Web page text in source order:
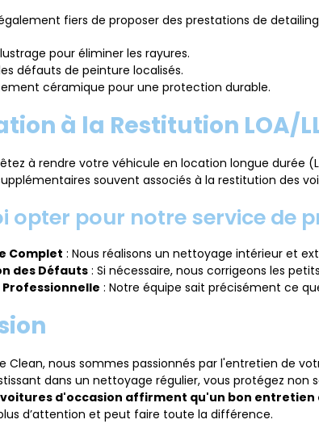
fiers de proposer des prestations de
pour éliminer les rayures.
défauts de peinture localisés.
céramique pour une protection durable.
à la Restitution LOA/
à rendre votre véhicule en location longue durée
souvent associés à la restitution des
opter pour notre service de
Complet : Nous réalisons un nettoyage intérieur et
des Défauts : Si nécessaire, nous corrigeons les
Professionnelle : Notre équipe sait précisément ce
Clean, nous sommes passionnés par l'entretien de
dans un nettoyage régulier, vous protégez
d'occasion affirment qu'un bon
d’attention et peut faire toute la différence.